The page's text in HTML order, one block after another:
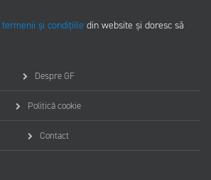
termenii și condițiile din website și doresc să
Despre GF
Politică cookie
Contact